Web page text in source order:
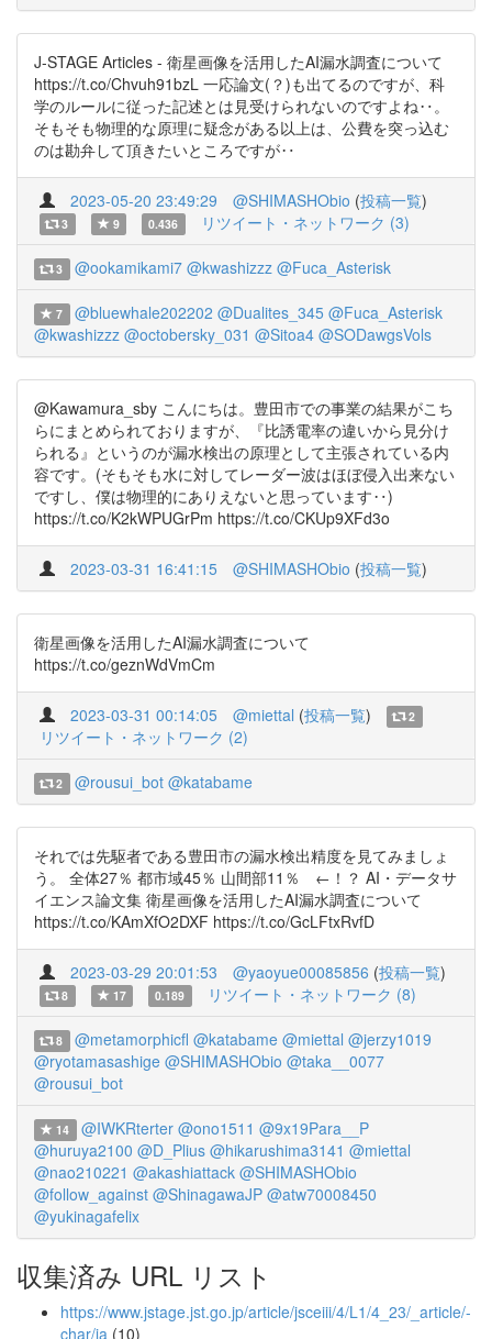
J-STAGE Articles - 衛星画像を活用したAI漏水調査について
https://t.co/Chvuh91bzL 一応論文(？)も出てるのですが、科
学のルールに従った記述とは見受けられないのですよね‥。
そもそも物理的な原理に疑念がある以上は、公費を突っ込む
のは勘弁して頂きたいところですが‥
2023-05-20 23:49:29 @SHIMASHObio (投稿一覧)
3 9 0.436 リツイート・ネットワーク (3)
3 @ookamikami7 @kwashizzz @Fuca_Asterisk
7 @bluewhale202202 @Dualites_345 @Fuca_Asterisk
@kwashizzz @octobersky_031 @Sitoa4 @SODawgsVols
@Kawamura_sby こんにちは。豊田市での事業の結果がこち
らにまとめられておりますが、『比誘電率の違いから見分け
られる』というのが漏水検出の原理として主張されている内
容です。(そもそも水に対してレーダー波はほぼ侵入出来ない
ですし、僕は物理的にありえないと思っています‥)
https://t.co/K2kWPUGrPm https://t.co/CKUp9XFd3o
2023-03-31 16:41:15 @SHIMASHObio (投稿一覧)
衛星画像を活用したAI漏水調査について
https://t.co/geznWdVmCm
2023-03-31 00:14:05 @miettal (投稿一覧) 2
リツイート・ネットワーク (2)
2 @rousui_bot @katabame
それでは先駆者である豊田市の漏水検出精度を見てみましょ
う。 全体27％ 都市域45％ 山間部11％ ←！？ AI・データサ
イエンス論文集 衛星画像を活用したAI漏水調査について
https://t.co/KAmXfO2DXF https://t.co/GcLFtxRvfD
2023-03-29 20:01:53 @yaoyue00085856 (投稿一覧)
8 17 0.189 リツイート・ネットワーク (8)
8 @metamorphicfl @katabame @miettal @jerzy1019
@ryotamasashige @SHIMASHObio @taka__0077
@rousui_bot
14 @IWKRterter @ono1511 @9x19Para__P
@huruya2100 @D_Plius @hikarushima3141 @miettal
@nao210221 @akashiattack @SHIMASHObio
@follow_against @ShinagawaJP @atw70008450
@yukinagafelix
収集済み URL リスト
https://www.jstage.jst.go.jp/article/jsceiii/4/L1/4_23/_article/-
char/ja (10)